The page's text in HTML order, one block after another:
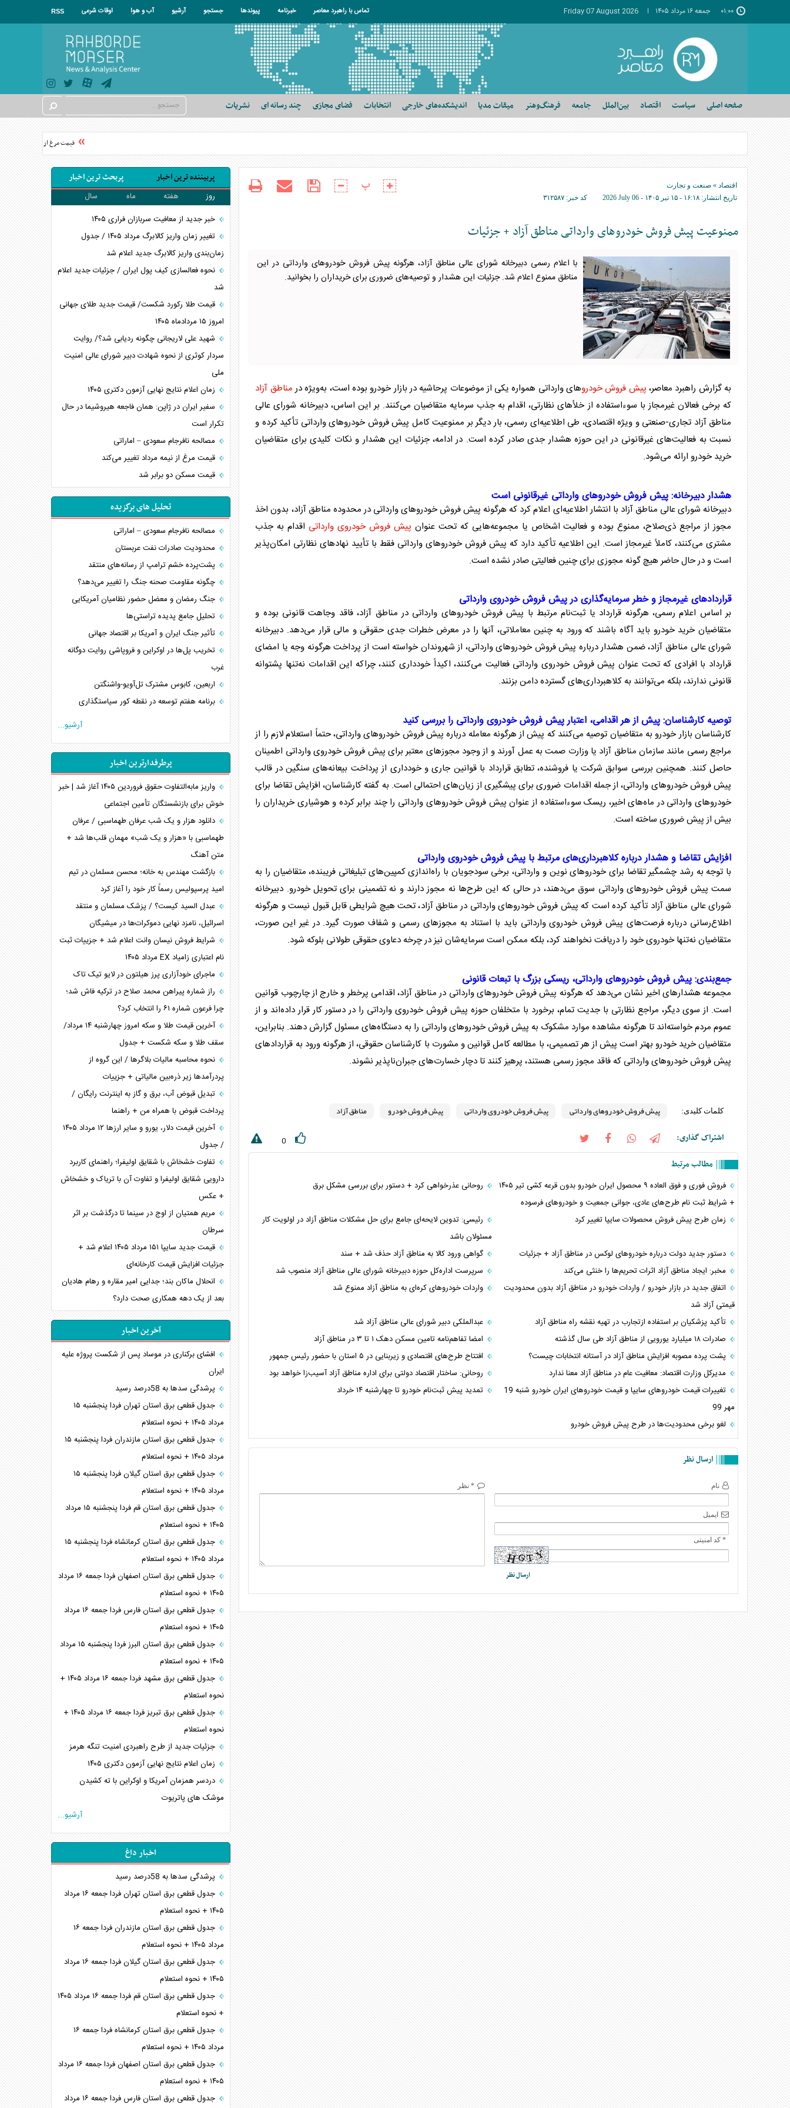
۰۱:۰۰ جمعه ۱۶ مرداد ۱۴۰۵ Friday 07 August 2026 تماس با راهبرد معاصر خبرنامه پیوندها جستجو آرشیو آب و هوا اوقات شرعی RSS
صفحه اصلی سیاست اقتصاد بین‌الملل جامعه فرهنگ‌وهنر میقات مدیا اندیشکده‌های خارجی انتخابات فضای مجازی چند رسانه ای نشریات
قیمت مرغ از نیمه مرداد تغییر
اقتصاد » صنعت و تجارت
تاریخ انتشار: ۱۶:۱۸ - ۱۵ تير ۱۴۰۵ - 2026 July 06 کد خبر: ۳۱۲۵۸۷
پ
ممنوعیت پیش فروش خودرو‌های وارداتی مناطق آزاد + جزئیات
با اعلام رسمی دبیرخانه شورای عالی مناطق آزاد، هرگونه پیش فروش خودرو‌های وارداتی در این
مناطق ممنوع اعلام شد. جزئیات این هشدار و توصیه‌های ضروری برای خریداران را بخوانید.
به گزارش راهبرد معاصر، پیش فروش خودرو‌های وارداتی همواره یکی از موضوعات پرحاشیه در بازار خودرو بوده است، به‌ویژه درمناطق آزاد
که برخی فعالان غیرمجاز با سوءاستفاده از خلأ‌های نظارتی، اقدام به جذب سرمایه متقاضیان می‌کنند. بر این اساس، دبیرخانه شورای عالی
مناطق آزاد تجاری-صنعتی و ویژه اقتصادی، طی اطلاعیه‌ای رسمی، بار دیگر بر ممنوعیت کامل پیش فروش خودرو‌های وارداتی تأکید کرده و
نسبت به فعالیت‌های غیرقانونی در این حوزه هشدار جدی صادر کرده است. در ادامه، جزئیات این هشدار و نکات کلیدی برای متقاضیان
خرید خودرو ارائه می‌شود.
هشدار دبیرخانه:پیش فروش خودرو‌های وارداتی غیرقانونی است
دبیرخانه شورای عالی مناطق آزاد با انتشار اطلاعیه‌ای اعلام کرد که هرگونه پیش فروش خودرو‌های وارداتی در محدوده مناطق آزاد، بدون اخذ
مجوز از مراجع ذی‌صلاح، ممنوع بوده و فعالیت اشخاص یا مجموعه‌هایی که تحت عنوان پیش فروش خودروی وارداتی اقدام به جذب
مشتری می‌کنند، کاملاً غیرمجاز است. این اطلاعیه تأکید دارد که پیش فروش خودرو‌های وارداتی فقط با تأیید نهاد‌های نظارتی امکان‌پذیر
است و در حال حاضر هیچ گونه مجوزی برای چنین فعالیتی صادر نشده است.
قرارداد‌های غیرمجاز و خطر سرمایه‌گذاری درپیش فروش خودروی وارداتی
بر اساس اعلام رسمی، هرگونه قرارداد یا ثبت‌نام مرتبط با پیش فروش خودرو‌های وارداتی در مناطق آزاد، فاقد وجاهت قانونی بوده و
متقاضیان خرید خودرو باید آگاه باشند که ورود به چنین معاملاتی، آنها را در معرض خطرات جدی حقوقی و مالی قرار می‌دهد. دبیرخانه
شورای عالی مناطق آزاد، ضمن هشدار درباره پیش فروش خودرو‌های وارداتی، از شهروندان خواسته است از پرداخت هرگونه وجه یا امضای
قرارداد با افرادی که تحت عنوان پیش فروش خودروی وارداتی فعالیت می‌کنند، اکیداً خودداری کنند، چراکه این اقدامات نه‌تنها پشتوانه
قانونی ندارند، بلکه می‌توانند به کلاهبرداری‌های گسترده دامن بزنند.
توصیه کارشناسان: پیش از هر اقدامی، اعتبارپیش فروش خودروی وارداتی را بررسی کنید
کارشناسان بازار خودرو به متقاضیان توصیه می‌کنند که پیش از هرگونه معامله درباره پیش فروش خودرو‌های وارداتی، حتماً استعلام لازم را از
مراجع رسمی مانند سازمان مناطق آزاد یا وزارت صمت به عمل آورند و از وجود مجوز‌های معتبر برای پیش فروش خودروی وارداتی اطمینان
حاصل کنند. همچنین بررسی سوابق شرکت یا فروشنده، تطابق قرارداد با قوانین جاری و خودداری از پرداخت بیعانه‌های سنگین در قالب
پیش فروش خودرو‌های وارداتی، از جمله اقدامات ضروری برای پیشگیری از زیان‌های احتمالی است. به گفته کارشناسان، افزایش تقاضا برای
خودرو‌های وارداتی در ماه‌های اخیر، ریسک سوءاستفاده از عنوان پیش فروش خودرو‌های وارداتی را چند برابر کرده و هوشیاری خریداران را
بیش از پیش ضروری ساخته است.
افزایش تقاضا و هشدار درباره کلاهبرداری‌های مرتبط با پیش فروش خودروی وارداتی
با توجه به رشد چشمگیر تقاضا برای خودرو‌های نوین و وارداتی، برخی سودجویان با راه‌اندازی کمپین‌های تبلیغاتی فریبنده، متقاضیان را به
سمت پیش فروش خودرو‌های وارداتی سوق می‌دهند، در حالی که این طرح‌ها نه مجوز دارند و نه تضمینی برای تحویل خودرو. دبیرخانه
شورای عالی مناطق آزاد تأکید کرده است که پیش فروش خودرو‌های وارداتی درمناطق آزاد، تحت هیچ شرایطی قابل قبول نیست و هرگونه
اطلاع‌رسانی درباره فرصت‌های پیش فروش خودروی وارداتی باید با استناد به مجوز‌های رسمی و شفاف صورت گیرد. در غیر این صورت،
متقاضیان نه‌تنها خودروی خود را دریافت نخواهند کرد، بلکه ممکن است سرمایه‌شان نیز در چرخه دعاوی حقوقی طولانی بلوکه شود.
جمع‌بندی:پیش فروش خودرو‌های وارداتی، ریسکی بزرگ با تبعات قانونی
مجموعه هشدار‌های اخیر نشان می‌دهد که هرگونه پیش فروش خودرو‌های وارداتی در مناطق آزاد، اقدامی پرخطر و خارج از چارچوب قوانین
است. از سوی دیگر، مراجع نظارتی با جدیت تمام، برخورد با متخلفان حوزه پیش فروش خودروی وارداتی را در دستور کار قرار داده‌اند و از
عموم مردم خواسته‌اند تا هرگونه مشاهده موارد مشکوک به پیش فروش خودرو‌های وارداتی را به دستگاه‌های مسئول گزارش دهند. بنابراین،
متقاضیان خرید خودرو بهتر است پیش از هر تصمیمی، با مطالعه کامل قوانین و مشورت با کارشناسان حقوقی، از هرگونه ورود به قرارداد‌های
پیش فروش خودرو‌های وارداتی که فاقد مجوز رسمی هستند، پرهیز کنند تا دچار خسارت‌های جبران‌ناپذیر نشوند.
کلمات کلیدی: پیش فروش خودروهای وارداتی پیش فروش خودروی وارداتی پیش فروش خودرو مناطق آزاد
اشتراک گذاری: 0
مطالب مرتبط
فروش فوری و فوق العاده ۹ محصول ایران خودرو بدون قرعه کشی تیر ۱۴۰۵
+ شرایط ثبت نام طرح‌های عادی، جوانی جمعیت و خودرو‌های فرسوده
روحانی عذرخواهی کرد + دستور برای بررسی مشکل برق
زمان طرح پیش فروش محصولات سایپا تغییر کرد
رئیسی: تدوین لایحه‌ای جامع برای حل مشکلات مناطق آزاد در اولویت کار
مسئولان باشد
دستور جدید دولت درباره خودرو‌های لوکس در مناطق آزاد + جزئیات
گواهی ورود کالا به مناطق آزاد حذف شد + سند
مخبر: ایجاد مناطق آزاد اثرات تحریم‌ها را خنثی می‌کند
سرپرست اداره‌کل حوزه دبیرخانه شورای عالی مناطق آزاد منصوب شد
اتفاق جدید در بازار خودرو / واردات خودرو در مناطق آزاد بدون محدودیت
قیمتی آزاد شد
واردات خودروهای کره‌ای به مناطق آزاد ممنوع شد
تأکید پزشکیان بر استفاده ازتجارب در تهیه نقشه راه مناطق آزاد
عبدالملکی دبیر شورای عالی مناطق آزاد شد
صادرات ۱۸ میلیارد یورویی از مناطق آزاد طی سال گذشته
امضا تفاهم‌نامه تامین مسکن دهک ۱ تا ۳ در مناطق آزاد
پشت پرده مصوبه افزایش مناطق آزاد در آستانه انتخابات چیست؟
افتتاح طرح‌های اقتصادی و زیربنایی در ۵ استان با حضور رئیس جمهور
مدیرکل وزارت اقتصاد: معافیت عام در مناطق آزاد معنا ندارد
روحانی: ساختار اقتصاد دولتی برای اداره مناطق آزاد آسیب‌زا خواهد بود
تغییرات قیمت خودروهای سایپا و قیمت خودروهای ایران خودرو شنبه 19
مهر 99
تمدید پیش‌ ثبت‌نام خودرو تا چهارشنبه ۱۴ خرداد
لغو برخی محدودیت‌ها در طرح پیش فروش خودرو
ارسال نظر
نام
ایمیل
* کد امنیتی
* نظر
پربیننده ترین اخبار پربحث ترین اخبار
روز هفته ماه
سال
خبر جدید از معافیت سربازان فراری ۱۴۰۵
تغییر زمان واریز کالابرگ مرداد ۱۴۰۵ / جدول
زمان‌بندی واریز کالابرگ جدید اعلام شد
نحوه فعالسازی کیف پول ایران / جزئیات جدید اعلام
شد
قیمت طلا رکورد شکست/ قیمت جدید طلای جهانی
امروز ۱۵ مردادماه ۱۴۰۵
شهید علی لاریجانی چگونه ردیابی شد؟/ روایت
سردار کوثری از نحوه شهادت دبیر شورای عالی امنیت
ملی
زمان اعلام نتایج نهایی آزمون دکتری ۱۴۰۵
سفیر ایران در ژاپن: همان فاجعه هیروشیما در حال
تکرار است
مصالحه نافرجام سعودی – اماراتی
قیمت مرغ از نیمه مرداد تغییر می‌کند
قیمت مسکن دو برابر شد
تحلیل های برگزیده
مصالحه نافرجام سعودی – اماراتی
محدودیت صادرات نفت عربستان
پشت‌پرده خشم ترامپ از رسانه‌های منتقد
چگونه مقاومت صحنه جنگ را تغییر می‌دهد؟
جنگ رمضان و معضل حضور نظامیان آمریکایی
تحلیل جامع پدیده تراستی‌ها
تأثیر جنگ ایران و آمریکا بر اقتصاد جهانی
تخریب پل‌ها در اوکراین و فروپاشی روایت دوگانه
غرب
اربعین، کابوس مشترک تل‌آویو-واشنگتن
برنامه هفتم توسعه در نقطه کور سیاستگذاری
کنوانسیون دریای خزر در راستای منافع ملی است؟
اهمیت راهبردی اردن برای آمریکا
پیام، ظرفیت بالفعل‌نشده تجارت ایران
همسویی عربستان با سنتکام علیه متحدان ایران
ترامپ و توهم خلع سلاح حماس
چرا کویت به دنبال شریک امنیتی جدید است؟
اعتراف غرب به قدرت ایران در تثبیت معادلات
خطای راهبردی ترامپ مقابل برزیل
متن و حاشیه سفر نتانیاهو به آمریکا
آرشیو...
پرطرفدارترین اخبار
واریز مابه‌التفاوت حقوق فروردین ۱۴۰۵ آغاز شد | خبر
خوش برای بازنشستگان تأمین اجتماعی
دانلود هزار و یک شب عرفان طهماسبی / عرفان
طهماسبی با «هزار و یک شب» مهمان قلب‌ها شد +
متن آهنگ
بازگشت مهندس به خانه؛ محسن مسلمان در تیم
امید پرسپولیس رسماً کار خود را آغاز کرد
عبدل السید کیست؟ / پزشک مسلمان و منتقد
اسرائیل، نامزد نهایی دموکرات‌ها در میشیگان
شرایط فروش نیسان وانت اعلام شد + جزییات ثبت
نام اعتباری زامیاد EX مرداد ۱۴۰۵
ماجرای خودآزاری پرز هیلتون در لایو تیک تاک
راز شماره پیراهن محمد صلاح در ترکیه فاش شد؛
چرا فرعون شماره ۶۱ را انتخاب کرد؟
آخرین قیمت طلا و سکه امروز چهارشنبه ۱۴ مرداد/
سقف طلا و سکه شکست + جدول
نحوه محاسبه مالیات بلاگر‌ها / این گروه از
پردرآمد‌ها زیر ذره‌بین مالیاتی + جزییات
تبدیل قبوض آب، برق و گاز به اینترنت رایگان /
پرداخت قبوض با همراه من + راهنما
آخرین قیمت دلار، یورو و سایر ارز‌ها ۱۲ مرداد ۱۴۰۵
/ جدول
تفاوت خشخاش با شقایق اولیفرا؛ راهنمای کاربرد
دارویی شقایق اولیفرا و تفاوت آن با تریاک و خشخاش
+ عکس
مریم همتیان از اوج در سینما تا درگذشت بر اثر
سرطان
قیمت جدید سایپا ۱۵۱ مرداد ۱۴۰۵ اعلام شد +
جزئیات افزایش قیمت کارخانه‌ای
انحلال ماکان بند؛ جدایی امیر مقاره و رهام هادیان
بعد از یک دهه همکاری صحت دارد؟
آخرین اخبار
افشای برکناری در موساد پس از شکست پروژه علیه
ایران
پرشدگی سدها به 58درصد رسید
جدول قطعی برق استان تهران فردا پنجشنبه ۱۵
مرداد ۱۴۰۵ + نحوه استعلام
جدول قطعی برق استان مازندران فردا پنجشنبه ۱۵
مرداد ۱۴۰۵ + نحوه استعلام
جدول قطعی برق استان گیلان فردا پنجشنبه ۱۵
مرداد ۱۴۰۵ + نحوه استعلام
جدول قطعی برق استان قم فردا پنجشنبه ۱۵ مرداد
۱۴۰۵ + نحوه استعلام
جدول قطعی برق استان کرمانشاه فردا پنجشنبه ۱۵
مرداد ۱۴۰۵ + نحوه استعلام
جدول قطعی برق استان اصفهان فردا جمعه ۱۶ مرداد
۱۴۰۵ + نحوه استعلام
جدول قطعی برق استان فارس فردا جمعه ۱۶ مرداد
۱۴۰۵ + نحوه استعلام
جدول قطعی برق استان البرز فردا پنجشنبه ۱۵ مرداد
۱۴۰۵ + نحوه استعلام
جدول قطعی برق مشهد فردا جمعه ۱۶ مرداد ۱۴۰۵ +
نحوه استعلام
جدول قطعی برق تبریز فردا جمعه ۱۶ مرداد ۱۴۰۵ +
نحوه استعلام
جزئیات جدید از طرح راهبردی امنیت تنگه هرمز
زمان اعلام نتایج نهایی آزمون دکتری ۱۴۰۵
دردسر همزمان آمریکا و اوکراین با ته کشیدن
موشک های پاتریوت
آرشیو...
اخبار داغ
پرشدگی سدها به 58درصد رسید
جدول قطعی برق استان تهران فردا جمعه ۱۶ مرداد
۱۴۰۵ + نحوه استعلام
جدول قطعی برق استان مازندران فردا جمعه ۱۶
مرداد ۱۴۰۵ + نحوه استعلام
جدول قطعی برق استان گیلان فردا جمعه ۱۶ مرداد
۱۴۰۵ + نحوه استعلام
جدول قطعی برق استان قم فردا جمعه ۱۶ مرداد ۱۴۰۵
+ نحوه استعلام
جدول قطعی برق استان کرمانشاه فردا جمعه ۱۶
مرداد ۱۴۰۵ + نحوه استعلام
جدول قطعی برق استان اصفهان فردا جمعه ۱۶ مرداد
۱۴۰۵ + نحوه استعلام
جدول قطعی برق استان فارس فردا جمعه ۱۶ مرداد